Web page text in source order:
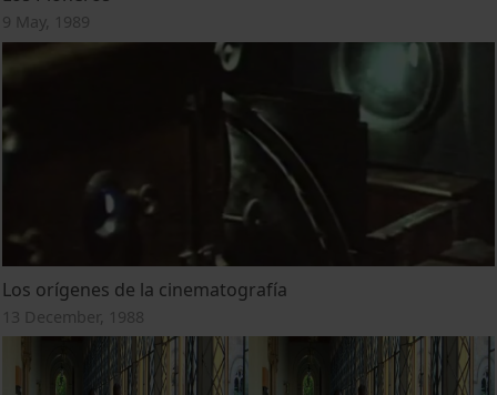
9 May, 1989
Los orígenes de la cinematografía
13 December, 1988